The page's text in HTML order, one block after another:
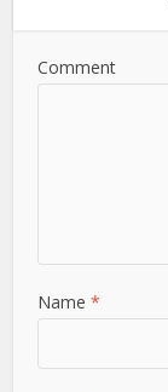
Comment
Name*